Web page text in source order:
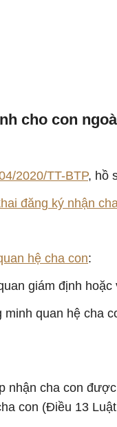
cho con
2020/TT-BTP, hồ
đăng ký nhận
hệ cha con:
giám định
quan hệ cha
nhận cha con
con (Điều 13